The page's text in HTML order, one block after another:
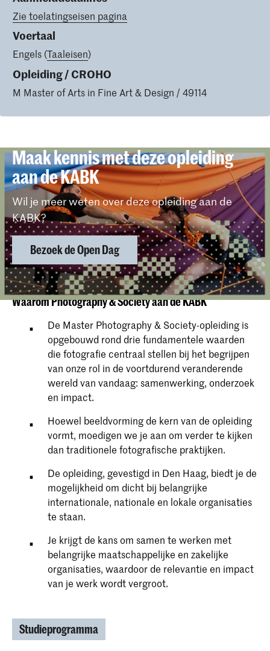
Zie toelatingseisen pagina
Voertaal
Engels (Taaleisen)
Opleiding / CROHO
M Master of Arts in Fine Art & Design / 49114
Maak kennis met deze opleiding
aan de KABK
Wil je meer weten over deze opleiding aan de
KABK?
Bezoek de Open Dag
Waarom Photography & Society aan de KABK
De Master Photography & Society-opleiding is
opgebouwd rond drie fundamentele waarden
die fotografie centraal stellen bij het begrijpen
van onze rol in de voortdurend veranderende
wereld van vandaag: samenwerking, onderzoek
en impact.
Hoewel beeldvorming de kern van de opleiding
vormt, moedigen we je aan om verder te kijken
dan traditionele fotografische praktijken.
De opleiding, gevestigd in Den Haag, biedt je de
mogelijkheid om dicht bij belangrijke
internationale, nationale en lokale organisaties
te staan.
Je krijgt de kans om samen te werken met
belangrijke maatschappelijke en zakelijke
organisaties, waardoor de relevantie en impact
van je werk wordt vergroot.
Studieprogramma